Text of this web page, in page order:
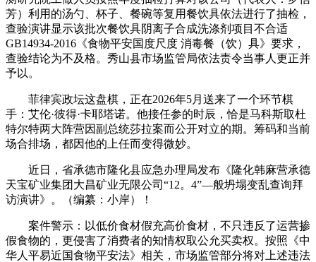
芳）利用的汤勺、杯子、餐碗等复用餐饮具依法进行了抽检，
查验演讲显示该批次餐饮具阴离子合成洗涤剂项目不合适
GB14934-2016《食物平安国度尺度 消毒餐（饮）具》要求，
查验结论为不及格。秀山县市场监管局依法责令当事人更正并
予以。
菲律宾政坛这盘棋，正在2026年5月送来了一个环节棋
手：艾伦·彼得·卡耶塔诺。他接任参的时辰，恰是马科斯取杜
特尔特两大阵营因副总统莎拉案而公开对立的期。筹码和当前
场合排场，都因他的上任而变得微妙。
近日，省承德市隆化县应急办理局发布《隆化韩麻营承德
天宝矿业集团大昌矿业无限公司“12。4”—般坍塌变乱查询拜
访演讲》。（编纂：小岸）！
案件警示：以低价食材假充高价食材，不只违反了运营掺
假食物的，更侵害了消费者的知情权取公允买卖权。按照《中
华人平易近国食物平安法》相关，市场监管部分将对上述违法